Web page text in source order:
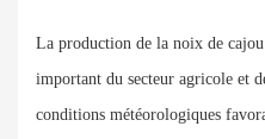
La production de la noix de
important du secteur agricole et
conditions météorologiques